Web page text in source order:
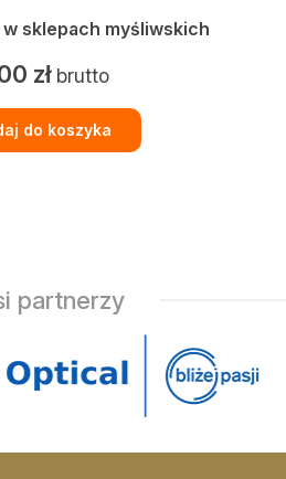
sklepach myśliwskich
zł brutto
do koszyka
partnerzy